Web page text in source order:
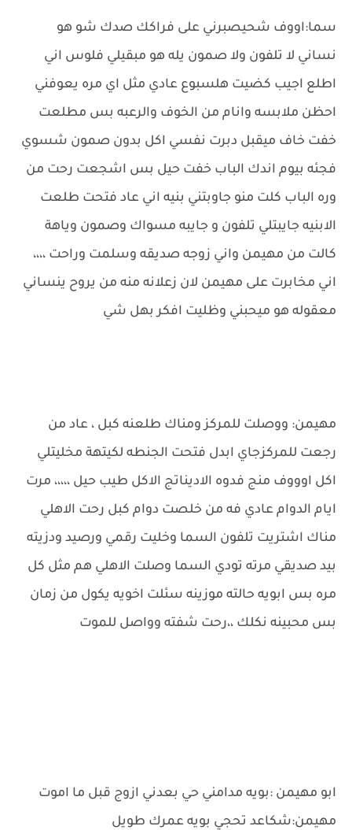
سما:اووف شحيصبرني على فراكك صدك شو هو
نساني لا تلفون ولا صمون يله هو مبقيلي فلوس اني
اطلع اجيب كضيت هلسبوع عادي مثل اي مره يعوفني
احظن ملابسه وانام من الخوف والرعبه بس مطلعت
خفت خاف ميقبل دبرت نفسي اكل بدون صمون شسوي
فجئه بيوم اندك الباب خفت حيل بس اشجعت رحت من
وره الباب كلت منو جاوبتني بنيه اني عاد فتحت طلعت
الابنيه جايبتلي تلفون و جايبه مسواك وصمون وياهة
كالت من مهيمن واني زوجه صديقه وسلمت وراحت ،،،،
اني مخابرت على مهيمن لان زعلانه منه من يروح ينساني
معقوله هو ميحبني وظليت افكر بهل شي
مهيمن: ووصلت للمركز ومناك طلعنه كبل ، عاد من
رجعت للمركزجاي ابدل فتحت الجنطه لكيتهة مخليتلي
اكل اوووف منج فدوه الاديناتج الاكل طيب حيل ،،،،، مرت
ايام الدوام عادي فه من خلصت دوام كبل رحت الاهلي
مناك اشتريت تلفون السما وخليت رقمي ورصيد ودزيته
بيد صديقي مرته تودي السما وصلت الاهلي هم مثل كل
مره بس ابويه حالته موزينه سئلت اخويه يكول من زمان
بس محبينه نكلك ،،رحت شفته وواصل للموت
ابو مهيمن :بويه مدامني حي بعدني ازوج قبل ما اموت
مهيمن:شكاعد تحجي بويه عمرك طويل